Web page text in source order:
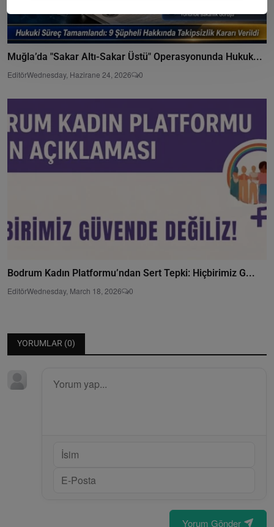
Muğla’da "Sakar Altı-Sakar Üstü" Operasyonunda Hukuk...
EditörWednesday, Hazirane 24, 2026 0
Bodrum Kadın Platformu’ndan Sert Tepki: Hiçbirimiz G...
EditörWednesday, March 18, 2026 0
YORUMLAR (0)
Yorum Gönder